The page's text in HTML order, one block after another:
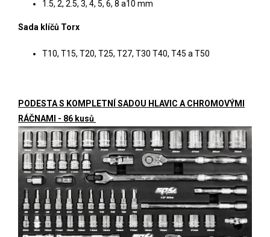
1.5, 2, 2.5, 3, 4, 5, 6, 8 a10 mm
Sada klíčů Torx
T10, T15, T20, T25, T27, T30 T40, T45 a T50
PODESTA S KOMPLETNÍ SADOU HLAVIC A CHROMOVÝMI
RÁČNAMI - 86 kusů